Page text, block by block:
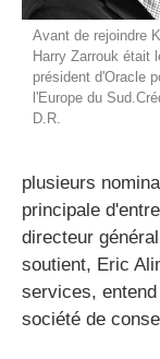
Avant de rejoindre
Harry Zarrouk était
président d'Oracle
l'Europe du
D.R.
plusieurs
principale
directeur
soutient, Eric
services,
société de